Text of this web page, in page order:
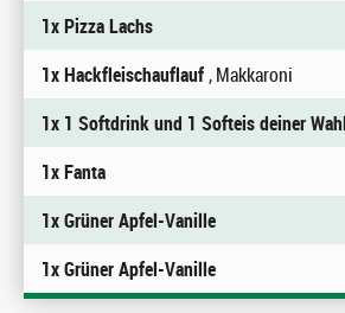
1x Pizza Lachs
1x Hackfleischauflauf, Makkaroni
1x 1 Softdrink und 1 Softeis deiner Wahl
1x Fanta
1x Grüner Apfel-Vanille
1x Grüner Apfel-Vanille